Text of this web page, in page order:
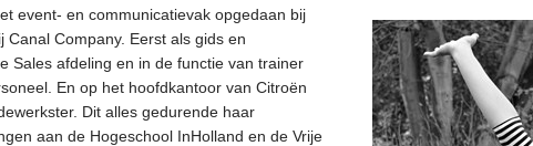
event- en communicatievak opgedaan bij
Canal Company. Eerst als gids en
Sales afdeling en in de functie van trainer
En op het hoofdkantoor van Citroën
Dit alles gedurende haar
aan de Hogeschool InHolland en de Vrije